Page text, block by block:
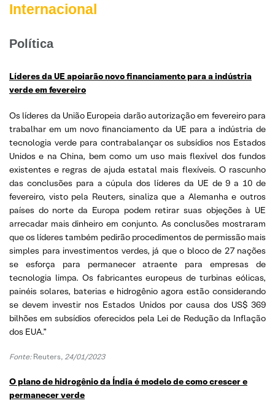
Internacional
Política
Líderes da UE apoiarão novo financiamento para a indústria
verde em fevereiro
Os líderes da União Europeia darão autorização em fevereiro para
trabalhar em um novo financiamento da UE para a indústria de
tecnologia verde para contrabalançar os subsídios nos Estados
Unidos e na China, bem como um uso mais flexível dos fundos
existentes e regras de ajuda estatal mais flexíveis. O rascunho
das conclusões para a cúpula dos líderes da UE de 9 a 10 de
fevereiro, visto pela Reuters, sinaliza que a Alemanha e outros
países do norte da Europa podem retirar suas objeções à UE
arrecadar mais dinheiro em conjunto. As conclusões mostraram
que os líderes também pedirão procedimentos de permissão mais
simples para investimentos verdes, já que o bloco de 27 nações
se esforça para permanecer atraente para empresas de
tecnologia limpa. Os fabricantes europeus de turbinas eólicas,
painéis solares, baterias e hidrogênio agora estão considerando
se devem investir nos Estados Unidos por causa dos US$ 369
bilhões em subsídios oferecidos pela Lei de Redução da Inflação
dos EUA.”
Fonte: Reuters, 24/01/2023
O plano de hidrogênio da Índia é modelo de como crescer e
permanecer verde